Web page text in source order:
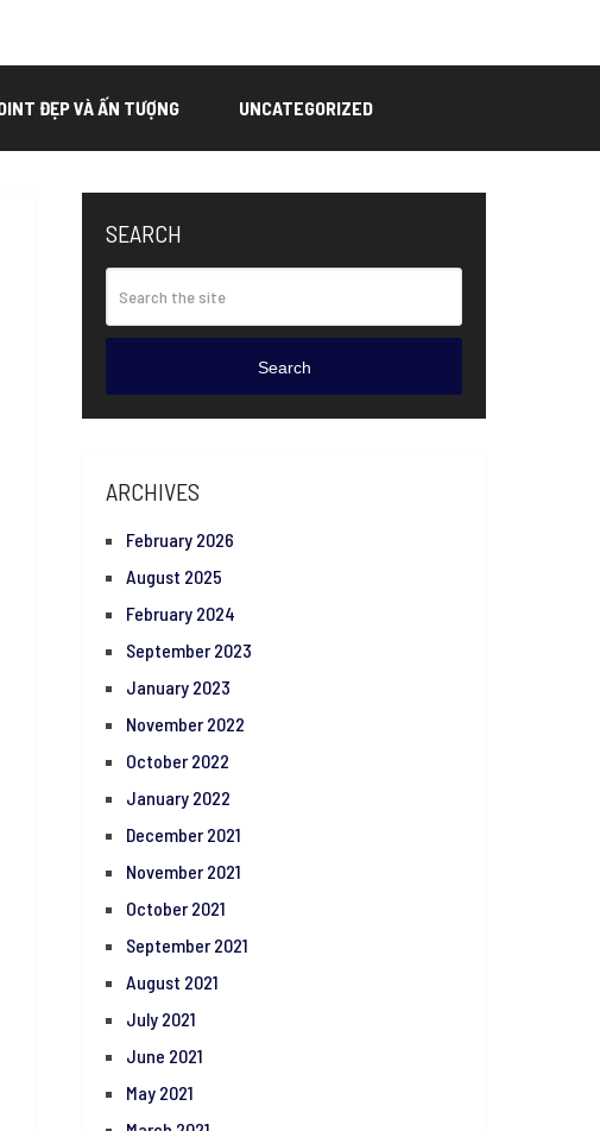
ĐẸP VÀ ẤN TƯỢNG UNCATEGORIZED
SEARCH
Search
ARCHIVES
February 2026
August 2025
February 2024
September 2023
January 2023
November 2022
October 2022
January 2022
December 2021
November 2021
October 2021
September 2021
August 2021
July 2021
June 2021
May 2021